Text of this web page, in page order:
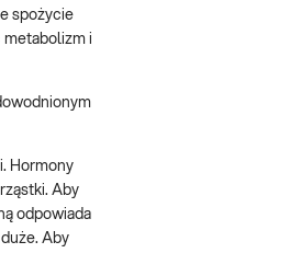
spożycie
metabolizm i
Hormony
Aby
odpowiada
Aby